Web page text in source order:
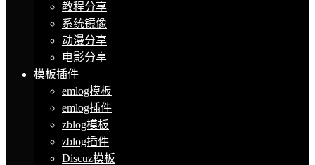
教程分享
系统镜像
动漫分享
电影分享
模板插件
emlog模板
emlog插件
zblog模板
zblog插件
Discuz模板